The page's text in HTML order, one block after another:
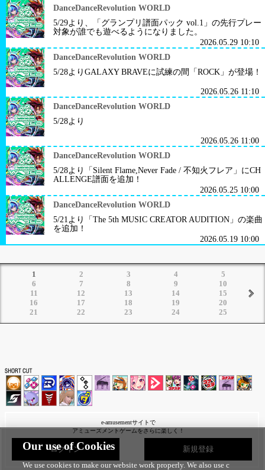
DanceDanceRevolution WORLD
5/29より、「グランプリ譜面パック vol.1」の先行プレー
対象が誰でも遊べるようになりました。
2026.05.29 10:10
DanceDanceRevolution WORLD
5/28よりGALAXY BRAVEに試練の間「ROCK」が登場！
2026.05.26 11:10
DanceDanceRevolution WORLD
5/28より
2026.05.26 11:00
DanceDanceRevolution WORLD
5/28より「Silent Flame,Never Fade / 不知火フレア」にCH
ALLENGE譜面を追加！
2026.05.25 10:00
DanceDanceRevolution WORLD
5/21より「The 5th MUSIC CREATOR AUDITION」の楽曲
を追加！
2026.05.19 10:00
1 2 3 4
5
6
7 8 9
10
11
12 13 14
15
16
17 18 19
20
21
22 23 24 25
e-amusementサイトで
アミューズメントゲームをさらに楽しく！
ログイン 新規登録
Our use of Cookies
We use cookies to make our website work properly. We also use c